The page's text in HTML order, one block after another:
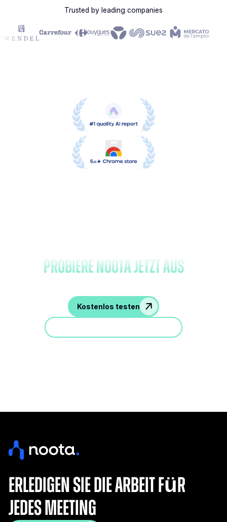
Trusted by leading companies
probiere Noota jetzt aus
Kostenlos testen
Erledigen Sie die Arbeit für
jedes Meeting